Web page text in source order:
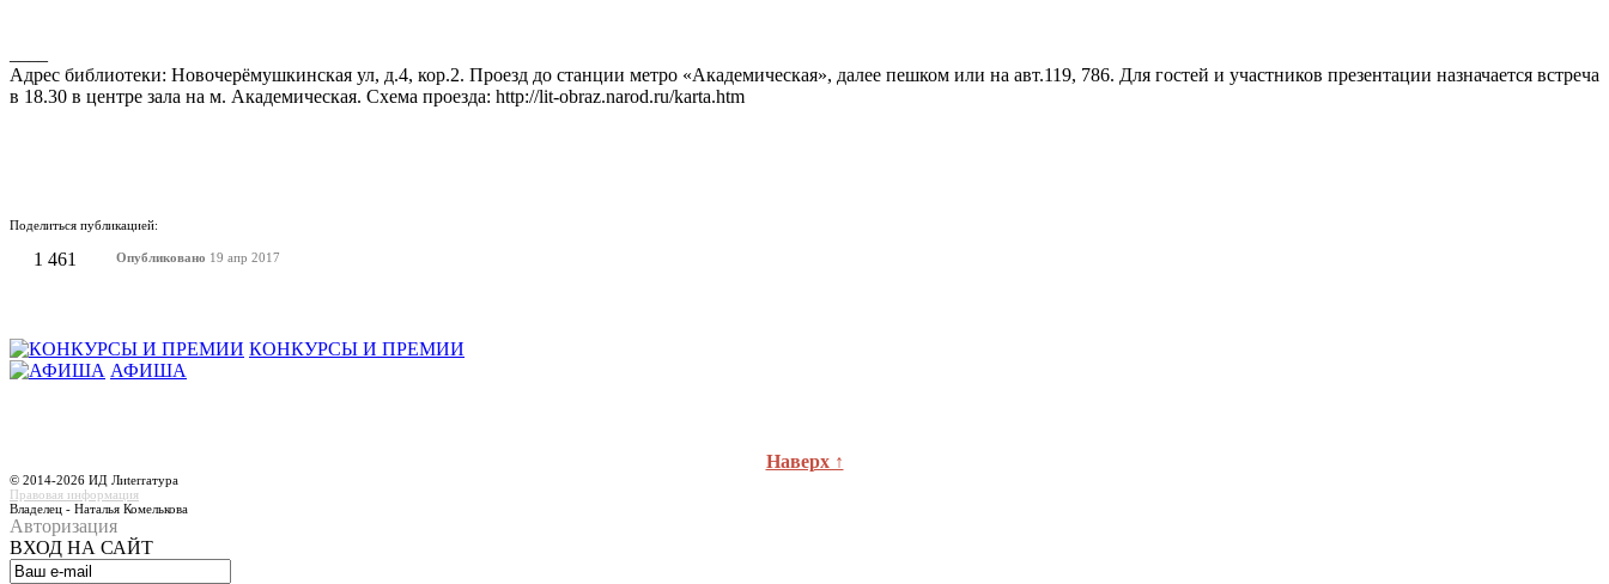
Адрес библиотеки: Новочерёмушкинская ул, д.4, кор.2. Проезд до станции метро «Академическая», далее пешком или на авт.119, 786. Для гостей и участников презентации назначается встреча
в 18.30 в центре зала на м. Академическая. Схема проезда: http://lit-obraz.narod.ru/karta.htm
Поделиться публикацией:
1 461 Опубликовано 19 апр 2017
КОНКУРСЫ И ПРЕМИИ
АФИША
Наверх ↑
© 2014-2026 ИД Лиterraтура
Правовая информация
Владелец - Наталья Комелькова
Авторизация
ВХОД НА САЙТ